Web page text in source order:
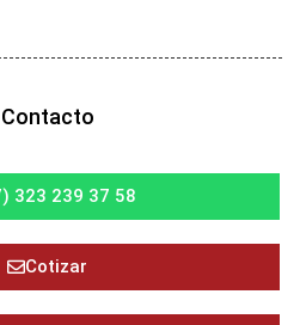
Contacto
323 239 37 58
Cotizar